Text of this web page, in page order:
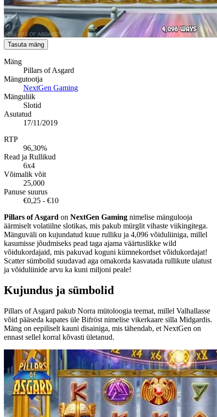
Tasuta mäng
Mäng
Pillars of Asgard
Mängutootja
NextGen Gaming
Mänguliik
Slotid
Asutatud
17/11/2019
RTP
96,30%
Read ja Rullikud
6x4
Võimalik võit
25,000
Panuse suurus
€0,25 - €10
Pillars of Asgard on NextGen Gaming nimelise mängulooja
äärmiselt volatiilne slotikas, mis pakub mürglit vihaste viikingitega.
Mänguväli on kujundatud kuue rulliku ja 4,096 võiduliiniga, millel
kasumisse jõudmiseks pead taga ajama väärtuslikke wild
võidukordajaid, mis pakuvad koguni kümnekordset võidukordajat!
Scatter sümbolid suudavad aga omakorda kasvatada rullikute ulatust
ja võiduliinide arvu ka kuni miljoni peale!
Kujundus ja sümbolid
Pillars of Asgard pakub Norra mütoloogia teemat, millel Valhallasse
võid pääseda kapates üle Bifröst nimelise vikerkaare silla Midgardis.
Mäng on eepiliselt kauni disainiga, mis tähendab, et NextGen on
ennast sellel korral kõvasti ületanud.